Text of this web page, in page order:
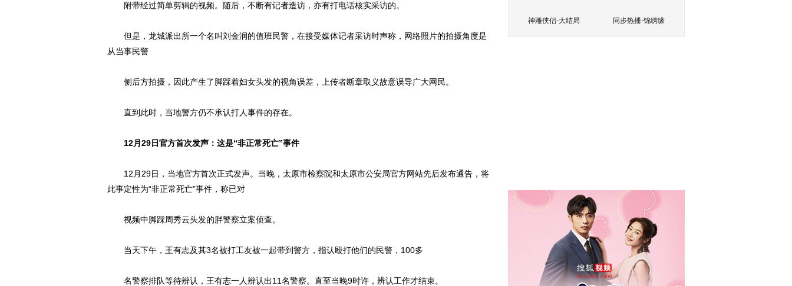
附带经过简单剪辑的视频。随后，不断有记者造访，亦有打电话核实采访的。
但是，龙城派出所一个名叫刘金润的值班民警，在接受媒体记者采访时声称，网络照片的拍摄角度是
从当事民警
侧后方拍摄，因此产生了脚踩着妇女头发的视角误差，上传者断章取义故意误导广大网民。
直到此时，当地警方仍不承认打人事件的存在。
12月29日官方首次发声：这是“非正常死亡”事件
12月29日，当地官方首次正式发声。当晚，太原市检察院和太原市公安局官方网站先后发布通告，将
此事定性为“非正常死亡”事件，称已对
视频中脚踩周秀云头发的胖警察立案侦查。
当天下午，王有志及其3名被打工友被一起带到警方，指认殴打他们的民警，100多
名警察排队等待辨认，王有志一人辨认出11名警察。直至当晚9时许，辨认工作才结束。
神雕侠侣-大结局 同步热播-锦绣缘